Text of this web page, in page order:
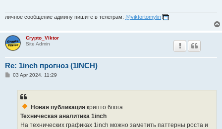
личное сообщение админу пишите в телеграм: @viktortomylin
Crypto_Viktor
Site Admin
Re: 1inch прогноз (1INCH)
P03 Apr 2024, 11:29
Новая публикация крипто блога
Техническая аналитика 1inch
На технических графиках 1inch можно заметить паттерны роста и